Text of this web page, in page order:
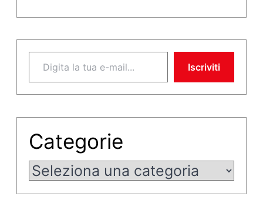
Digita la tua e-mail...
Iscriviti
Categorie
Categorie